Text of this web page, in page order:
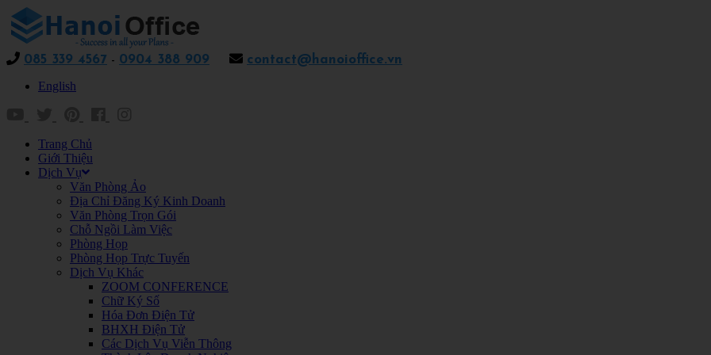
085 339 4567 - 0904 388 909
contact@hanoioffice.vn
English
Trang Chủ
Giới Thiệu
Dịch Vụ
Văn Phòng Ảo
Địa Chỉ Đăng Ký Kinh Doanh
Văn Phòng Trọn Gói
Chỗ Ngồi Làm Việc
Phòng Họp
Phòng Họp Trực Tuyến
Dịch Vụ Khác
ZOOM CONFERENCE
Chữ Ký Số
Hóa Đơn Điện Tử
BHXH Điện Tử
Các Dịch Vụ Viễn Thông